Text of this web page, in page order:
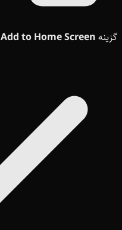
گزینه Add to Home Screen